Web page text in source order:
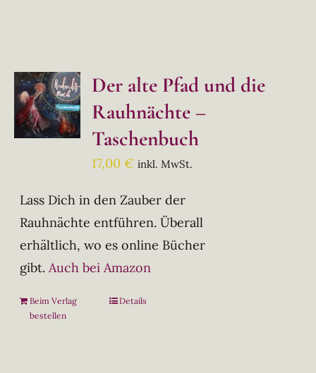
Der alte Pfad und die
Rauhnächte –
Taschenbuch
17,00€ inkl. MwSt.
Lass Dich in den Zauber der
Rauhnächte entführen. Überall
erhältlich, wo es online Bücher
gibt.Auch bei Amazon
Beim Verlag
bestellen
Details